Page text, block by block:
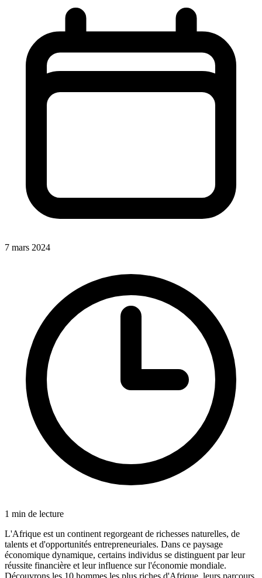
7 mars 2024
1 min de lecture
L'Afrique est un continent regorgeant de richesses naturelles, de
talents et d'opportunités entrepreneuriales. Dans ce paysage
économique dynamique, certains individus se distinguent par leur
réussite financière et leur influence sur l'économie mondiale.
Découvrons les 10 hommes les plus riches d'Afrique, leurs parcours